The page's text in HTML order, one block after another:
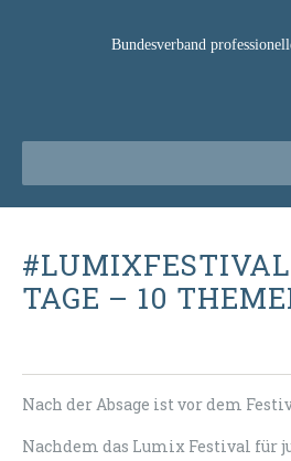
Bundesverband
TAGE – 10
Nach der Absage ist vor dem
Nachdem das Lumix Festival für